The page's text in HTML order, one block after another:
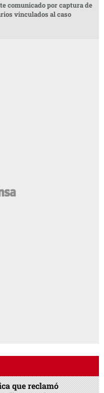
comunicado por captura de
vinculados al caso
que reclamó